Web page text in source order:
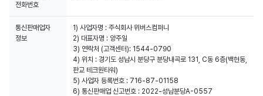
전화번호
통신판매업자
1) 사업자명 : 주식회사 위버스컴퍼니
2) 대표자명 : 양주일
3) 연락처 (고객센터): 1544-0790
4) 위치 : 경기도 성남시 분당구 분당내곡로 131, C동 6층(백현동,
판교 테크원타워)
5) 사업자 등록번호 : 716-87-01158
6) 통신판매업 신고번호 : 2022-성남분당A-0557